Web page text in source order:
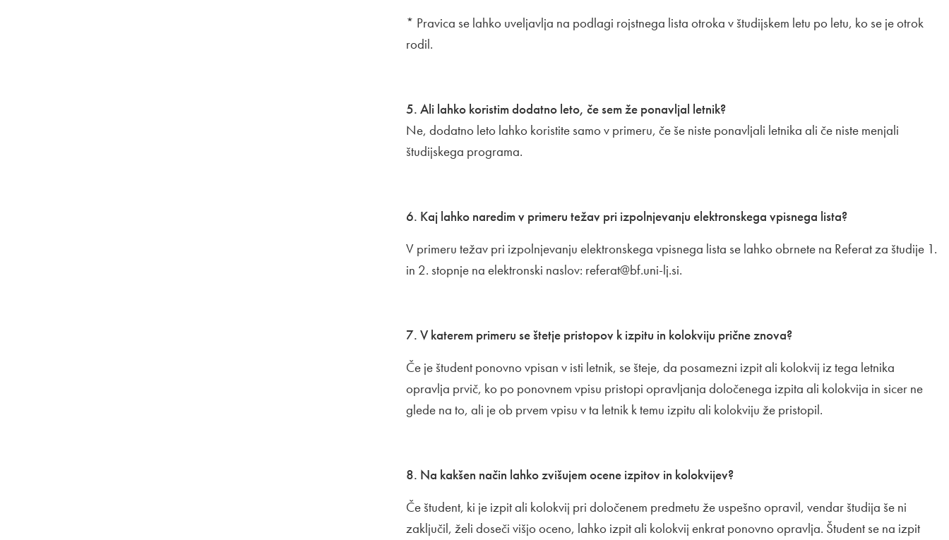
* Pravica se lahko uveljavlja na podlagi rojstnega lista otroka v študijskem letu po letu, ko se je otrok
rodil.
5. Ali lahko koristim dodatno leto, če sem že ponavljal letnik?
Ne, dodatno leto lahko koristite samo v primeru, če še niste ponavljali letnika ali če niste menjali
študijskega programa.
6. Kaj lahko naredim v primeru težav pri izpolnjevanju elektronskega vpisnega lista?
V primeru težav pri izpolnjevanju elektronskega vpisnega lista se lahko obrnete na Referat za študije 1.
in 2. stopnje na elektronski naslov: referat@bf.uni-lj.si.
7. V katerem primeru se štetje pristopov k izpitu in kolokviju prične znova?
Če je študent ponovno vpisan v isti letnik, se šteje, da posamezni izpit ali kolokvij iz tega letnika
opravlja prvič, ko po ponovnem vpisu pristopi opravljanja določenega izpita ali kolokvija in sicer ne
glede na to, ali je ob prvem vpisu v ta letnik k temu izpitu ali kolokviju že pristopil.
8. Na kakšen način lahko zvišujem ocene izpitov in kolokvijev?
Če študent, ki je izpit ali kolokvij pri določenem predmetu že uspešno opravil, vendar študija še ni
zaključil, želi doseči višjo oceno, lahko izpit ali kolokvij enkrat ponovno opravlja. Študent se na izpit